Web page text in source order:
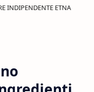
INDIPENDENTE ETNA